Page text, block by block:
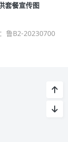
套餐宣传图
鲁B2-20230700